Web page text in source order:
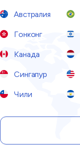
Австралия
Гонконг
Канада
Сингапур
Чили